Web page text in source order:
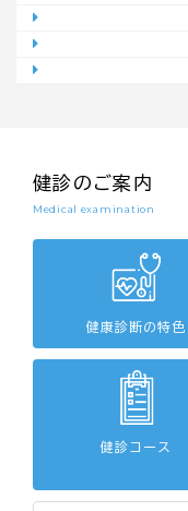
健診のご案内
Medical examination
健康診断の特色
健診コース